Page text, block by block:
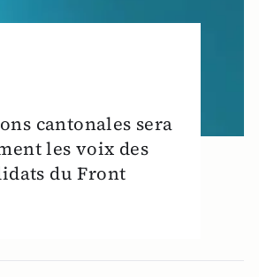
cantonales sera
les voix des
du Front